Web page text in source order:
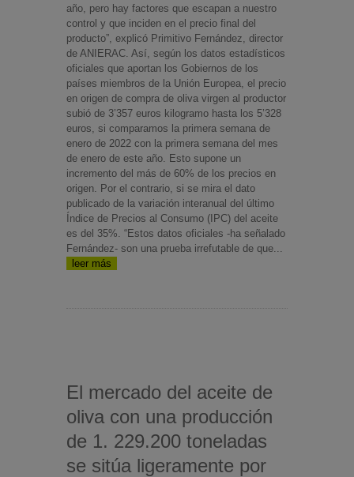
año, pero hay factores que escapan a nuestro
control y que inciden en el precio final del
producto”, explicó Primitivo Fernández, director
de ANIERAC. Así, según los datos estadísticos
oficiales que aportan los Gobiernos de los
países miembros de la Unión Europea, el precio
en origen de compra de oliva virgen al productor
subió de 3’357 euros kilogramo hasta los 5’328
euros, si comparamos la primera semana de
enero de 2022 con la primera semana del mes
de enero de este año. Esto supone un
incremento del más de 60% de los precios en
origen. Por el contrario, si se mira el dato
publicado de la variación interanual del último
Índice de Precios al Consumo (IPC) del aceite
es del 35%. “Estos datos oficiales -ha señalado
Fernández- son una prueba irrefutable de que...
leer más
El mercado del aceite de
oliva con una producción
de 1. 229.200 toneladas
se sitúa ligeramente por